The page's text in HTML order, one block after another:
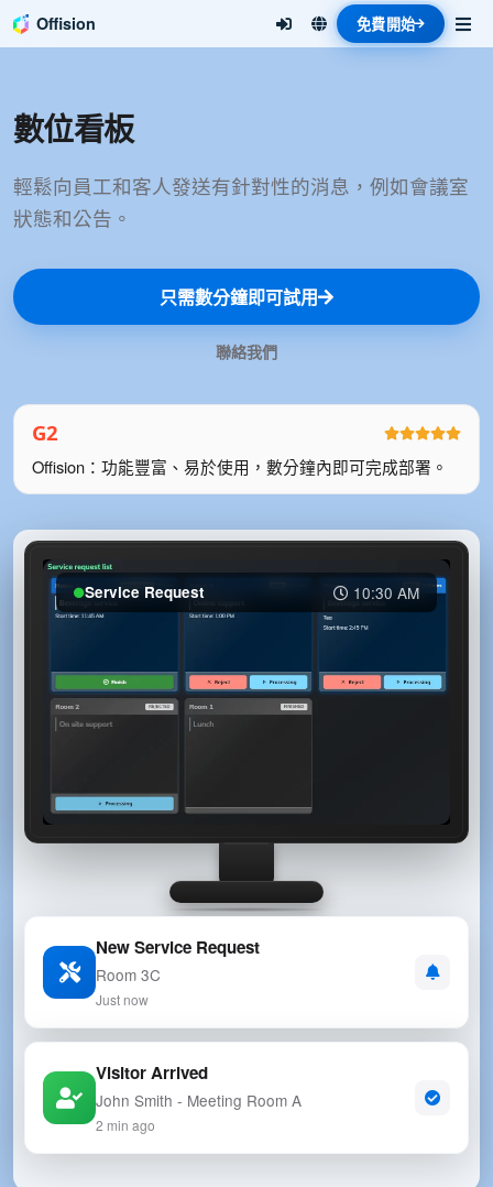
Offision 免費開始
數位看板
輕鬆向員工和客人發送有針對性的消息，例如會議室
狀態和公告。
只需數分鐘即可試用
聯絡我們
Offision：功能豐富、易於使用，數分鐘內即可完成部署。
Service Request 10:30 AM
New Service Request
Room 3C
Just now
Visitor Arrived
John Smith - Meeting Room A
2 min ago